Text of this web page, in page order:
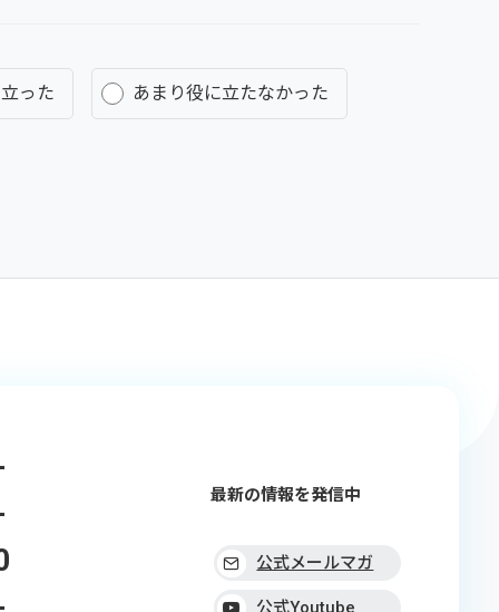
った あまり役に立たなかった
最新の情報を発信中
公式メールマガ
ジン